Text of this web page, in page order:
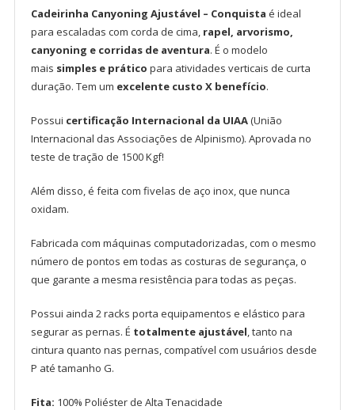
Cadeirinha Canyoning Ajustável – Conquista é ideal
para escaladas com corda de cima, rapel, arvorismo,
canyoning e corridas de aventura. É o modelo
mais simples e prático para atividades verticais de curta
duração. Tem um excelente custo X benefício.
Possui certificação Internacional da UIAA(União
Internacional das Associações de Alpinismo). Aprovada no
teste de tração de 1500 Kgf!
Além disso, é feita com fivelas de aço inox, que nunca
oxidam.
Fabricada com máquinas computadorizadas, com o mesmo
número de pontos em todas as costuras de segurança, o
que garante a mesma resistência para todas as peças.
Possui ainda 2 racks porta equipamentos e elástico para
segurar as pernas. É totalmente ajustável, tanto na
cintura quanto nas pernas, compatível com usuários desde
P até tamanho G.
Fita: 100% Poliéster de Alta Tenacidade